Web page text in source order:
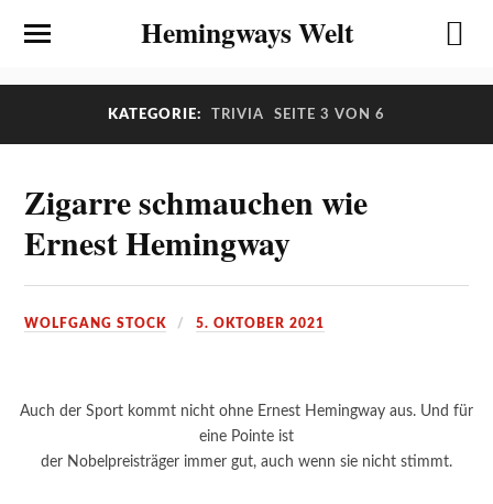
Hemingways Welt
KATEGORIE: TRIVIA SEITE 3 VON 6
Zigarre schmauchen wie
Ernest Hemingway
WOLFGANG STOCK 5. OKTOBER 2021
Auch der Sport kommt nicht ohne Ernest Hemingway aus. Und für
eine Pointe ist
der Nobelpreisträger immer gut, auch wenn sie nicht stimmt.